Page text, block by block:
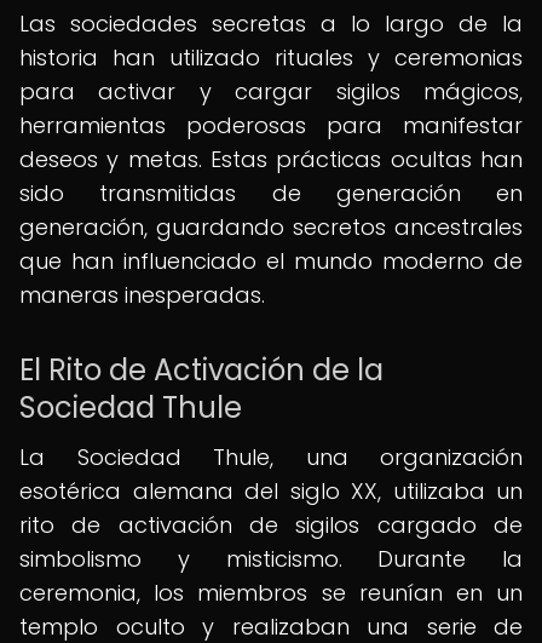
Las sociedades secretas a lo largo de la
historia han utilizado rituales y ceremonias
para activar y cargar sigilos mágicos,
herramientas poderosas para manifestar
deseos y metas. Estas prácticas ocultas han
sido transmitidas de generación en
generación, guardando secretos ancestrales
que han influenciado el mundo moderno de
maneras inesperadas.
El Rito de Activación de la
Sociedad Thule
La Sociedad Thule, una organización
esotérica alemana del siglo XX, utilizaba un
rito de activación de sigilos cargado de
simbolismo y misticismo. Durante la
ceremonia, los miembros se reunían en un
templo oculto y realizaban una serie de